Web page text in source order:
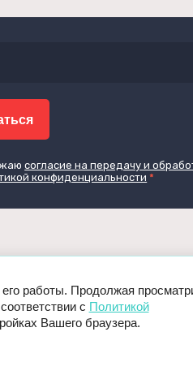
согласие на передачу и
конфиденциальности *
без
Создание,
работы. Продолжая
с Политикой
Вашего браузера.